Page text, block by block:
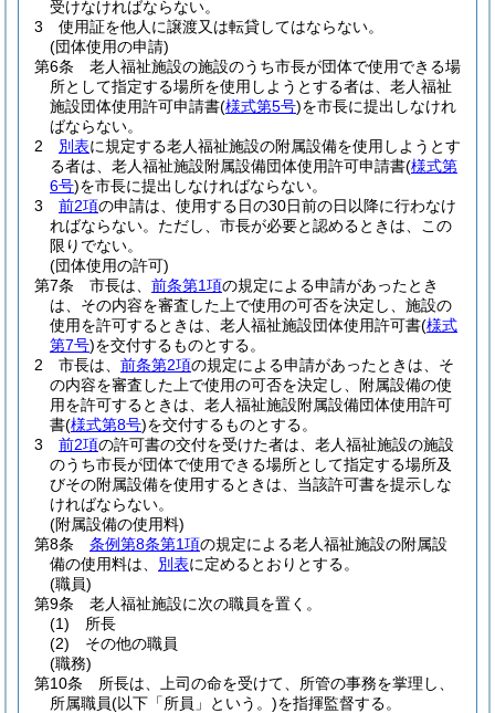
受けなければならない。
3
使用証を他人に譲渡又は転貸してはならない。
(団体使用の申請)
第6条
老人福祉施設の施設のうち市長が団体で使用できる場
所として指定する場所を使用しようとする者は、老人福祉
施設団体使用許可申請書(様式第5号)を市長に提出しなけれ
ばならない。
2
別表に規定する老人福祉施設の附属設備を使用しようとす
る者は、老人福祉施設附属設備団体使用許可申請書(様式第
6号)を市長に提出しなければならない。
3
前2項の申請は、使用する日の30日前の日以降に行わなけ
ればならない。 ただし、市長が必要と認めるときは、この
限りでない。
(団体使用の許可)
第7条
市長は、 前条第1項の規定による申請があったとき
は、その内容を審査した上で使用の可否を決定し、施設の
使用を許可するときは、老人福祉施設団体使用許可書(様式
第7号)を交付するものとする。
2
市長は、 前条第2項の規定による申請があったときは、そ
の内容を審査した上で使用の可否を決定し、附属設備の使
用を許可するときは、老人福祉施設附属設備団体使用許可
書(様式第8号)を交付するものとする。
3
前2項の許可書の交付を受けた者は、老人福祉施設の施設
のうち市長が団体で使用できる場所として指定する場所及
びその附属設備を使用するときは、当該許可書を提示しな
ければならない。
(附属設備の使用料)
第8条
条例第8条第1項の規定による老人福祉施設の附属設
備の使用料は、 別表に定めるとおりとする。
(職員)
第9条
老人福祉施設に次の職員を置く。
(1)
所長
(2)
その他の職員
(職務)
第10条
所長は、上司の命を受けて、所管の事務を掌理し、
所属職員(以下「所員」という。)を指揮監督する。